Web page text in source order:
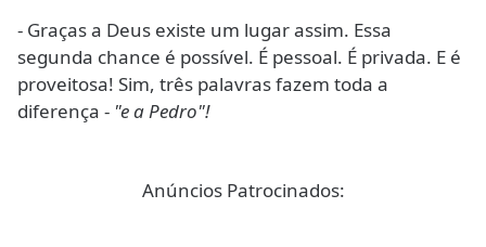
- Graças a Deus existe um lugar assim. Essa
segunda chance é possível. É pessoal. É privada. E é
proveitosa! Sim, três palavras fazem toda a
diferença - "e a Pedro"!
Anúncios Patrocinados: